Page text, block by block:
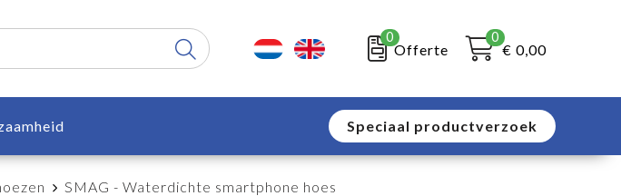
0
Offerte
0
€ 0,00
Speciaal productverzoek
SMAG - Waterdichte smartphone hoes